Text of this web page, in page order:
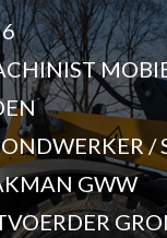
/
GWW